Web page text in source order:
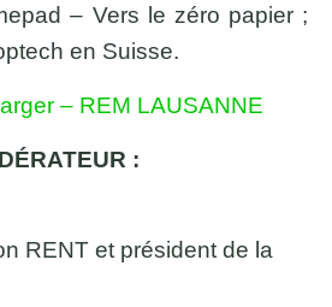
– Vers le zéro papier ;
en Suisse.
– REM LAUSANNE
:
RENT et président de la